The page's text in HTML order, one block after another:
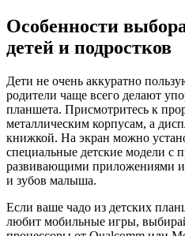
Особенности
детей и подростков
Дети не очень аккуратно
родители чаще всего делают
планшета. Присмотритесь к
металлическим корпусам, а
книжкой. На экран можно
специальные детские модели с
развивающими приложениями и
и зубов малыша.
Если ваше чадо из детских
любит мобильные игры,